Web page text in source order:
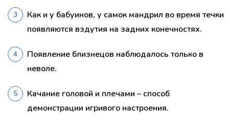
Как и у бабуинов, у самок мандрил во время течки
появляются вздутия на задних конечностях.
Появление близнецов наблюдалось только в
неволе.
Качание головой и плечами – способ
демонстрации игривого настроения.